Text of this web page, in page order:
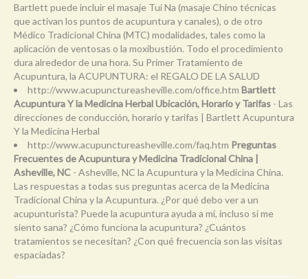
Bartlett puede incluir el masaje Tui Na (masaje Chino técnicas
que activan los puntos de acupuntura y canales), o de otro
Médico Tradicional China (MTC) modalidades, tales como la
aplicación de ventosas o la moxibustión. Todo el procedimiento
dura alrededor de una hora. Su Primer Tratamiento de
Acupuntura, la ACUPUNTURA: el REGALO DE LA SALUD
http://www.acupunctureasheville.com/office.htm Bartlett
Acupuntura Y la Medicina Herbal Ubicación, Horario y Tarifas - Las
direcciones de conducción, horario y tarifas | Bartlett Acupuntura
Y la Medicina Herbal
http://www.acupunctureasheville.com/faq.htm Preguntas
Frecuentes de Acupuntura y Medicina Tradicional China |
Asheville, NC - Asheville, NC la Acupuntura y la Medicina China.
Las respuestas a todas sus preguntas acerca de la Medicina
Tradicional China y la Acupuntura. ¿Por qué debo ver a un
acupunturista? Puede la acupuntura ayuda a mí, incluso si me
siento sana? ¿Cómo funciona la acupuntura? ¿Cuántos
tratamientos se necesitan? ¿Con qué frecuencia son las visitas
espaciadas?